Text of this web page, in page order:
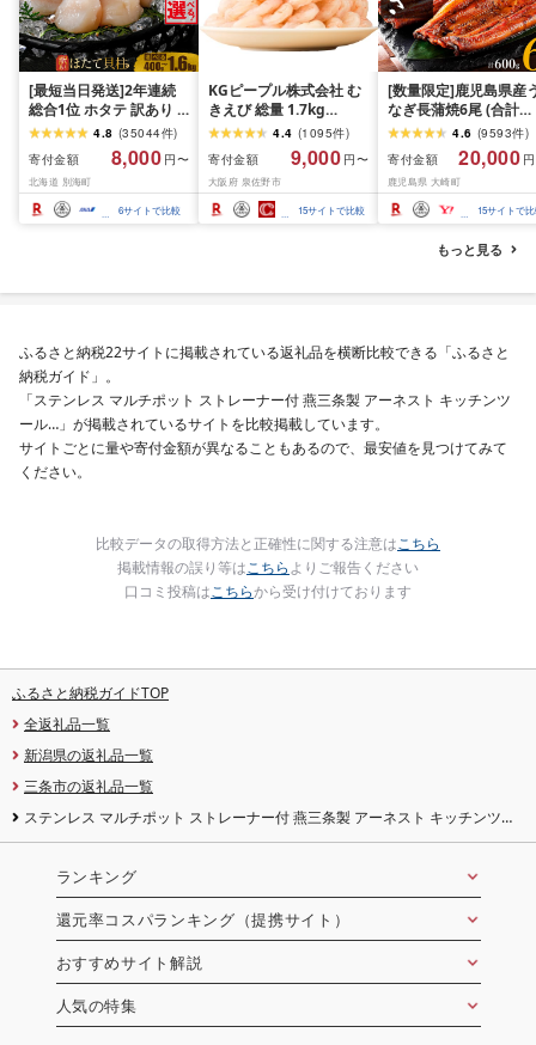
[最短当日発送]2年連続
総合1位 ホタテ 訳あり (
ふるさと納税 ほたて ふ
るさと納税 訳あり 帆立
ふるさと わけあり ホタ
テ貝柱 貝 人気 不揃い 刺
身 規格外 魚介 ランキン
グ 海鮮 冷凍 発送時期が
4.8 (35044件)
寄付金額
8,000 円〜
北海道 別海町
6サイトで比較
KGピープル株式会社 む
きえび 総量 1.7kg
(850g×2P) 特大 5Lサイ
ズ バナメイエビ バラ凍
結 下処理不要 サイズ不
揃い 訳あり
4.4 (1095件)
寄付金額
9,000 円〜
大阪府 泉佐野市
15サイトで比較
[数量限定]鹿児島県産
なぎ長蒲焼6尾 (合計
600g以上)4.6 (9593件)
寄付金額
20,000
鹿児島県 大崎町
15サイトで
もっと見る
ふるさと納税22サイトに掲載されている返礼品を横断比較できる「ふるさと
納税ガイド」。
「ステンレス マルチポット ストレーナー付 燕三条製 アーネスト キッチンツ
ール…」が掲載されているサイトを比較掲載しています。
サイトごとに量や寄付金額が異なることもあるので、最安値を見つけてみて
ください。
比較データの取得方法と正確性に関する注意はこちら
掲載情報の誤り等はこちらよりご報告ください
口コミ投稿はこちらから受け付けております
ふるさと納税ガイドTOP
全返礼品一覧
新潟県の返礼品一覧
三条市の返礼品一覧
ステンレス マルチポット ストレーナー付 燕三条製 アーネスト キッチンツー
ランキング
還元率コスパランキング（提携サイト）
おすすめサイト解説
人気の特集